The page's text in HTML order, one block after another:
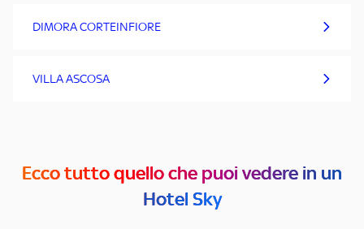
DIMORA CORTEINFIORE
VILLA ASCOSA
Ecco tutto quello che puoi vedere in un
Hotel Sky